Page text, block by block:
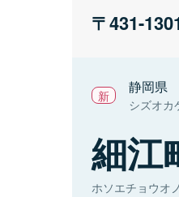
431-
静岡県
シズオカ
細江
ホソエチョウオノ